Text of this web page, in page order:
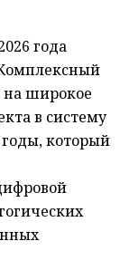
года
широкое
в систему
годы, который